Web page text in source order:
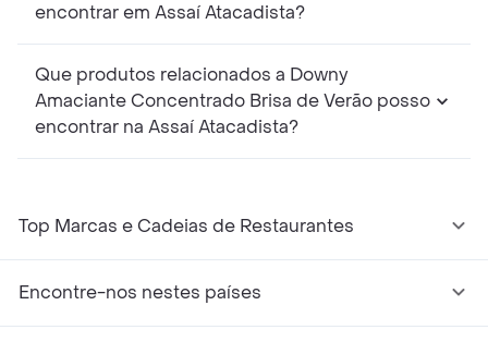
encontrar em Assaí Atacadista?
Que produtos relacionados a Downy
Amaciante Concentrado Brisa de Verão posso
encontrar na Assaí Atacadista?
Top Marcas e Cadeias de Restaurantes
Encontre-nos nestes países